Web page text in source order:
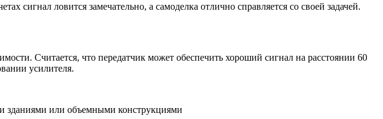
сигнал ловится замечательно, а самоделка отлично справляется со своей задачей.
Считается, что передатчик может обеспечить хороший сигнал на расстоянии 60
усилителя.
зданиями или объемными конструкциями